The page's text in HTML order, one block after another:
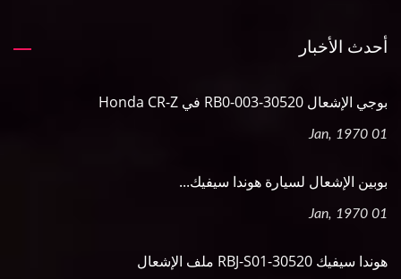
أحدث الأخبار
بوجي الإشعال 30520-RB0-003 في Honda CR-Z
01 Jan, 1970
بوبين الإشعال لسيارة هوندا سيفيك...
01 Jan, 1970
هوندا سيفيك 30520-RBJ-S01 ملف الإشعال